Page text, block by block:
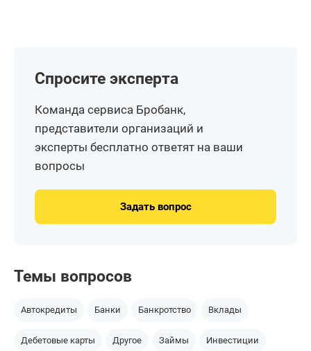
Спросите эксперта
Команда сервиса Бробанк,
представители организаций и
эксперты бесплатно ответят на ваши
вопросы
Задать вопрос
Темы вопросов
Автокредиты Банки Банкротство Вклады
Дебетовые карты Другое Займы Инвестиции